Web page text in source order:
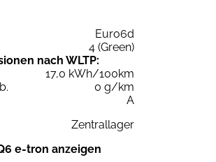
Euro6d
4 (Green)
nach WLTP:
17,0 kWh/100km
0 g/km
A
Zentrallager
e-tron anzeigen